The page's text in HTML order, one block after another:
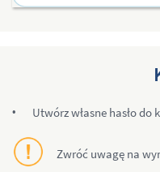
Utwórz własne hasło do
Zwróć uwagę na